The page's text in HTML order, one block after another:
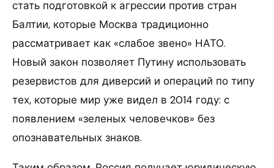
стать подготовкой к агрессии против стран
Балтии, которые Москва традиционно
рассматривает как «слабое звено» НАТО.
Новый закон позволяет Путину использовать
резервистов для диверсий и операций по типу
тех, которые мир уже видел в 2014 году: с
появлением «зеленых человечков» без
опознавательных знаков.